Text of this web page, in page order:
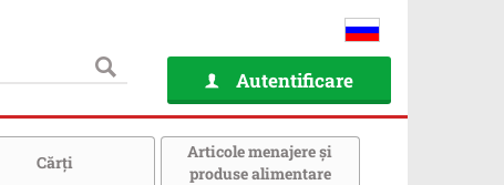
Autentificare
Cărţi
Articole menajere și
produse alimentare